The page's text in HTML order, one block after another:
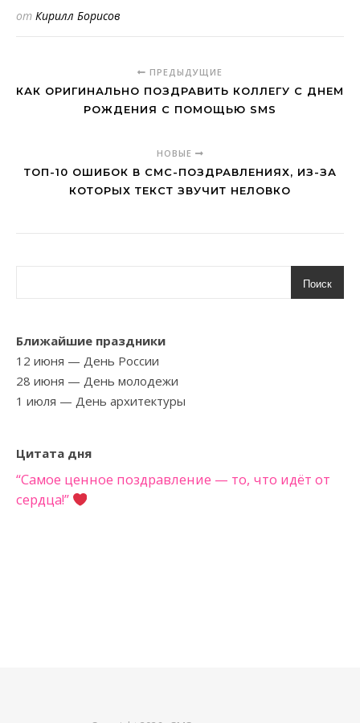
от Кирилл Борисов
ПРЕДЫДУЩИЕ
КАК ОРИГИНАЛЬНО ПОЗДРАВИТЬ КОЛЛЕГУ С ДНЕМ
РОЖДЕНИЯ С ПОМОЩЬЮ SMS
НОВЫЕ
ТОП-10 ОШИБОК В СМС-ПОЗДРАВЛЕНИЯХ, ИЗ-ЗА
КОТОРЫХ ТЕКСТ ЗВУЧИТ НЕЛОВКО
Поиск
Ближайшие праздники
12 июня — День России
28 июня — День молодежи
1 июля — День архитектуры
Цитата дня
“Самое ценное поздравление — то, что идёт от
сердца!”